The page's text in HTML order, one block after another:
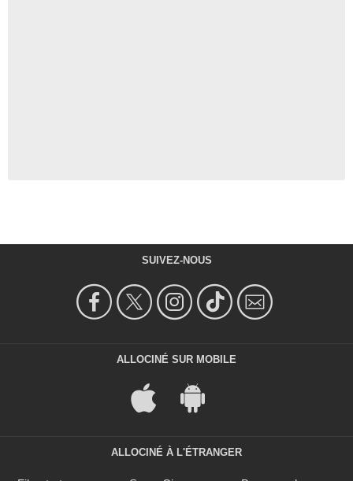
SUIVEZ-NOUS
ALLOCINÉ SUR MOBILE
ALLOCINÉ À L'ÉTRANGER